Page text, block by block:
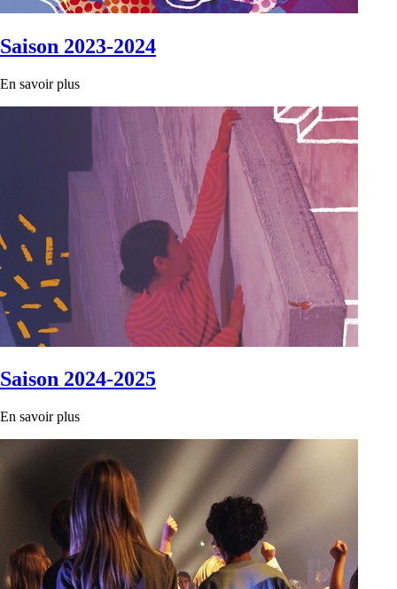
Saison 2023-2024
En savoir plus
Saison 2024-2025
En savoir plus